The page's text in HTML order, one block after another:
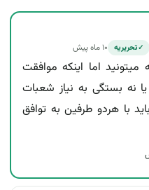
✓تحریریه ۱۰ ماه پیش
اما اینکه موافقت
نه بستگی به نیاز شعبات
با هردو طرفین به توافق